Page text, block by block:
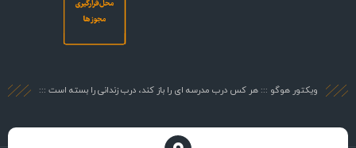
ویکتور هوگو ::: هر کس درب مدرسه ای را باز کند، درب زندانی را بسته است :::